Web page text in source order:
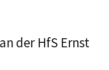
der HfS Ernst